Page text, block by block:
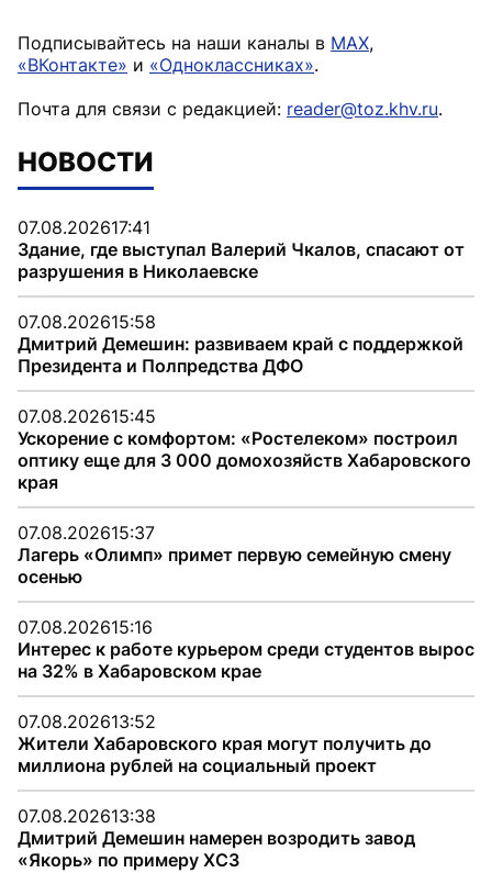
Подписывайтесь на наши каналы в MAX,
«ВКонтакте» и «Одноклассниках».
Почта для связи с редакцией: reader@toz.khv.ru.
НОВОСТИ
07.08.202617:41
Здание, где выступал Валерий Чкалов, спасают от
разрушения в Николаевске
07.08.202615:58
Дмитрий Демешин: развиваем край с поддержкой
Президента и Полпредства ДФО
07.08.202615:45
Ускорение с комфортом: «Ростелеком» построил
оптику еще для 3 000 домохозяйств Хабаровского
края
07.08.202615:37
Лагерь «Олимп» примет первую семейную смену
осенью
07.08.202615:16
Интерес к работе курьером среди студентов вырос
на 32% в Хабаровском крае
07.08.202613:52
Жители Хабаровского края могут получить до
миллиона рублей на социальный проект
07.08.202613:38
Дмитрий Демешин намерен возродить завод
«Якорь» по примеру ХСЗ